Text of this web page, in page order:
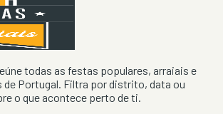
todas as festas populares, arraiais e
Portugal. Filtra por distrito, data ou
o que acontece perto de ti.